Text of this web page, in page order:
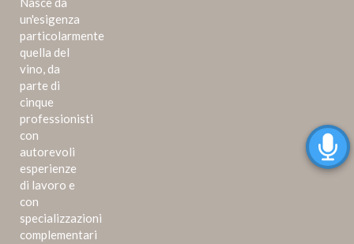
un'esigenza
particolarmente
quella del
vino, da
parte di
cinque
professionisti
con
autorevoli
esperienze
di lavoro e
con
specializzazioni
complementari